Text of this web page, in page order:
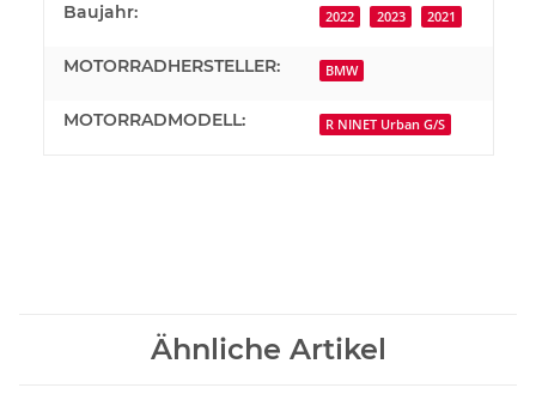
Produkteigenschaft
Wert
Baujahr: 2022 2023 2021
MOTORRADHERSTELLER: BMW
MOTORRADMODELL: R NINET Urban G/S
Ähnliche Artikel